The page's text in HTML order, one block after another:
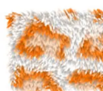
Unter dem Inhalt